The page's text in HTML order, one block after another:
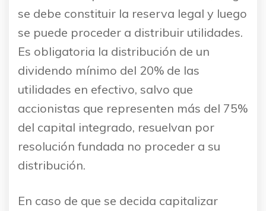
se debe constituir la reserva legal y luego
se puede proceder a distribuir utilidades.
Es obligatoria la distribución de un
dividendo mínimo del 20% de las
utilidades en efectivo, salvo que
accionistas que representen más del 75%
del capital integrado, resuelvan por
resolución fundada no proceder a su
distribución.
En caso de que se decida capitalizar